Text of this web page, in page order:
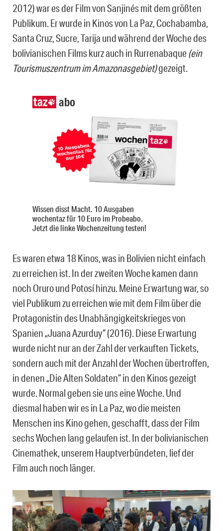
2012) war es der Film von Sanjinés mit dem größten
Publikum. Er wurde in Kinos von La Paz, Cochabamba,
Santa Cruz, Sucre, Tarija und während der Woche des
bolivianischen Films kurz auch in Rurrenabaque(ein
Tourismuszentrum im Amazonasgebiet)gezeigt.
abo
Wissen disst Macht. 10 Ausgaben
wochentaz für 10 Euro im Probeabo.
Jetzt die linke Wochenzeitung testen!
Es waren etwa 18 Kinos, was in Bolivien nicht einfach
zu erreichen ist. In der zweiten Woche kamen dann
noch Oruro und Potosí hinzu. Meine Erwartung war, so
viel Publikum zu erreichen wie mit dem Film über die
Protagonistin des Unabhängigkeitskrieges von
Spanien „Juana Azurduy“ (2016). Diese Erwartung
wurde nicht nur an der Zahl der verkauften Tickets,
sondern auch mit der Anzahl der Wochen übertroffen,
in denen „Die Alten Soldaten“ in den Kinos gezeigt
wurde. Normal geben sie uns eine Woche. Und
diesmal haben wir es in La Paz, wo die meisten
Menschen ins Kino gehen, geschafft, dass der Film
sechs Wochen lang gelaufen ist. In der bolivianischen
Cinemathek, unserem Hauptverbündeten, lief der
Film auch noch länger.